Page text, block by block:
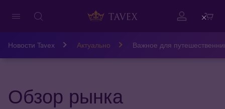
Новости Tavex Актуально Важное для
Обзор рынка
Close